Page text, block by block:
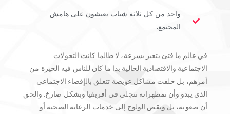
واحد من كل ثلاثة شباب يعيشون على هامش
المجتمع.
في عالم ما فتئ يتغير بسرعة، لا طالما كانت التحولات
الاجتماعية والاقتصادية الحالية بدا ما كان للناس فيه الخيرة من
أمرهم، بل خلقت مشاكل عويصة تتعلق بالإقصاء الاجتماعي
الذي يبدو وأن تمظهرانه تتجلى في أفريقيا وبشكل صارخ. والحق
أن صعوبة، بل ونقص الولوج إلى خدمات الرعاية الصحية أو